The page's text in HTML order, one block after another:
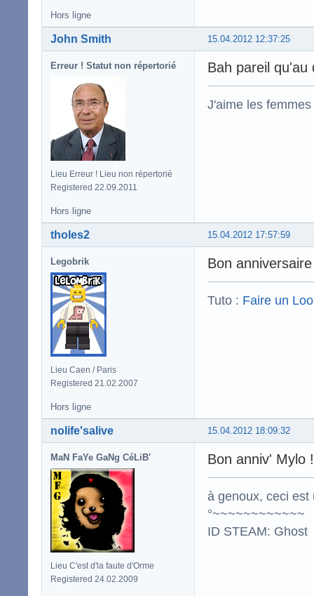
Hors ligne
15.04.2012 12:37:25
John Smith
Erreur ! Statut non répertorié
Lieu Erreur ! Lieu non répertorié
Registered 22.09.2011
Bah pareil
J'aime les
Hors ligne
15.04.2012 17:57:59
tholes2
Legobrik
Lieu Caen / Paris
Registered 21.02.2007
Bon
Tuto : Faire un
Hors ligne
15.04.2012 18:09:32
nolife'salive
MaN FaYe GaNg CéLiB'
Lieu C'est d'la faute d'Orme
Registered 24.02.2009
Bon anniv' Mylo !
à genoux, ceci est
°~~~~~~~~~~~~
ID STEAM: Ghost